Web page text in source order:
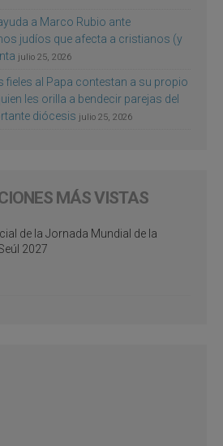
a Marco Rubio ante
judíos que afecta a cristianos (y
julio 25, 2026
fieles al Papa contestan a su propio
les orilla a bendecir parejas del
diócesis julio 25, 2026
MÁS VISTAS
de la Jornada Mundial de la
2027